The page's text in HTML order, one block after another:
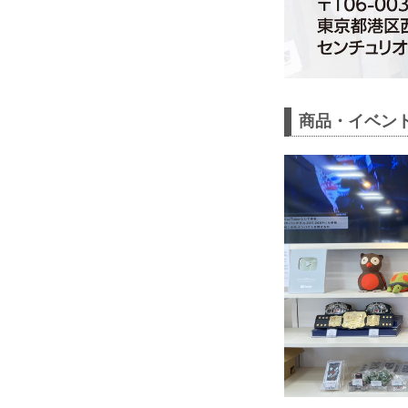
商品・イベン